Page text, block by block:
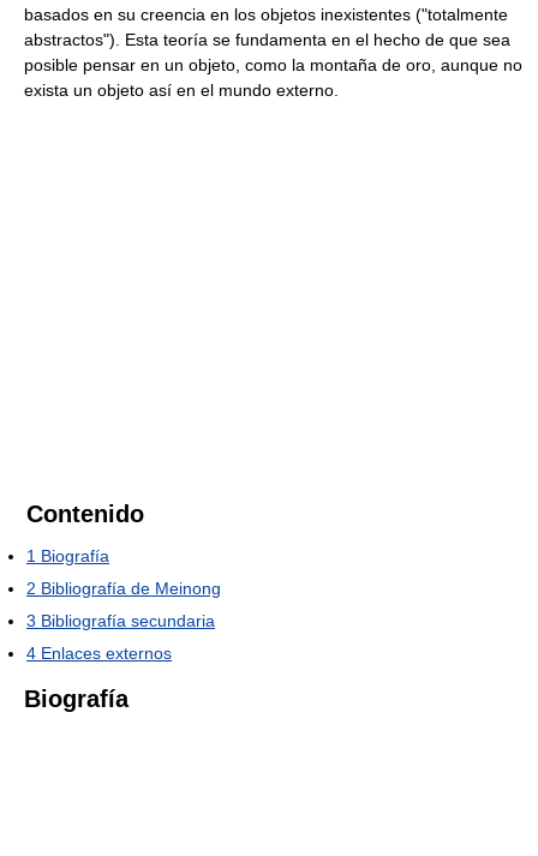
basados en su creencia en los objetos inexistentes ("totalmente
abstractos"). Esta teoría se fundamenta en el hecho de que sea
posible pensar en un objeto, como la montaña de oro, aunque no
exista un objeto así en el mundo externo.
Contenido
1 Biografía
2 Bibliografía de Meinong
3 Bibliografía secundaria
4 Enlaces externos
Biografía